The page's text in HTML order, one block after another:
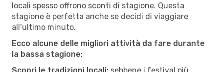
locali spesso offrono sconti di stagione. Questa
stagione è perfetta anche se decidi di viaggiare
all’ultimo minuto.
Ecco alcune delle migliori attività da fare durante
la bassa stagione: